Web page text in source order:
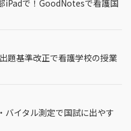
iPadで！GoodNotesで看護国
題基準改正で看護学校の授業
バイタル測定で国試に出やす